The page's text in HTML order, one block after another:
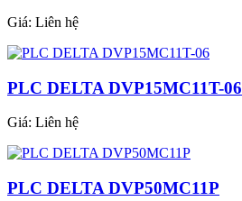
Giá: Liên hệ
PLC DELTA DVP15MC11T-06
Giá: Liên hệ
PLC DELTA DVP50MC11P